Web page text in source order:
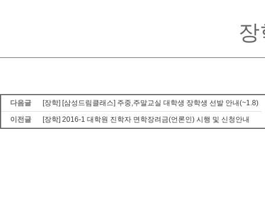
다음글
[장학] [삼성드림클래스] 주중,주말교실 대학생 장학생 선발 안내(~1.8)
이전글
[장학] 2016-1 대학원 진학자 면학장려금(언론인) 시행 및 신청안내